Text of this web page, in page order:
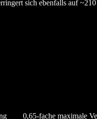
sich ebenfalls auf ~210
0,65-fache maximale